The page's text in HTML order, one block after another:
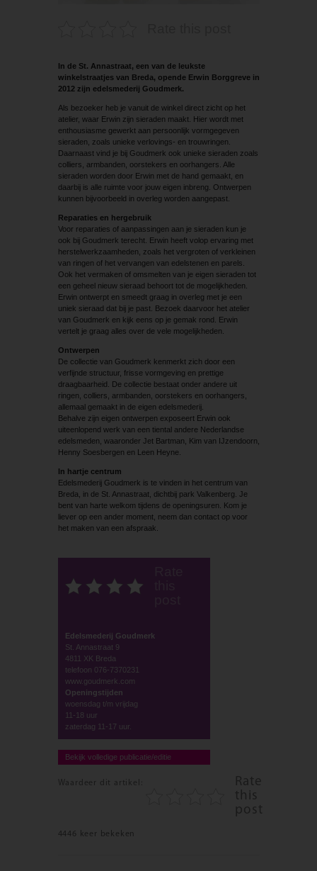
In de St. Annastraat, een van de leukste
winkelstraatjes van Breda, opende Erwin Borggreve in
2012 zijn edelsmederij Goudmerk.
Als bezoeker heb je vanuit de winkel direct zicht op het
atelier, waar Erwin zijn sieraden maakt. Hier wordt met
enthousiasme gewerkt aan persoonlijk vormgegeven
sieraden, zoals unieke verlovings- en trouwringen.
Daarnaast vind je bij Goudmerk ook unieke sieraden zoals
colliers, armbanden, oorstekers en oorhangers. Alle
sieraden worden door Erwin met de hand gemaakt, en
daarbij is alle ruimte voor jouw eigen inbreng. Ontwerpen
kunnen bijvoorbeeld in overleg worden aangepast.
Reparaties en hergebruik
Voor reparaties of aanpassingen aan je sieraden kun je
ook bij Goudmerk terecht. Erwin heeft volop ervaring met
herstelwerkzaamheden, zoals het vergroten of verkleinen
van ringen of het vervangen van edelstenen en parels.
Ook het vermaken of omsmelten van je eigen sieraden tot
een geheel nieuw sieraad behoort tot de mogelijkheden.
Erwin ontwerpt en smeedt graag in overleg met je een
uniek sieraad dat bij je past. Bezoek daarvoor het atelier
van Goudmerk en kijk eens op je gemak rond. Erwin
vertelt je graag alles over de vele mogelijkheden.
Ontwerpen
De collectie van Goudmerk kenmerkt zich door een
verfijnde structuur, frisse vormgeving en prettige
draagbaarheid. De collectie bestaat onder andere uit
ringen, colliers, armbanden, oorstekers en oorhangers,
allemaal gemaakt in de eigen edelsmederij.
Behalve zijn eigen ontwerpen exposeert Erwin ook
uiteenlopend werk van een tiental andere Nederlandse
edelsmeden, waaronder Jet Bartman, Kim van IJzendoorn,
Henny Soesbergen en Leen Heyne.
In hartje centrum
Edelsmederij Goudmerk is te vinden in het centrum van
Breda, in de St. Annastraat, dichtbij park Valkenberg. Je
bent van harte welkom tijdens de openingsuren. Kom je
liever op een ander moment, neem dan contact op voor
het maken van een afspraak.
Edelsmederij Goudmerk
St. Annastraat 9
4811 XK Breda
telefoon 076-7370231
www.goudmerk.com
Openingstijden
woensdag t/m vrijdag
11-18 uur
zaterdag 11-17 uur.
Bekijk volledige publicatie/editie
Waardeer dit artikel:
Rate
this
post
4446 keer bekeken